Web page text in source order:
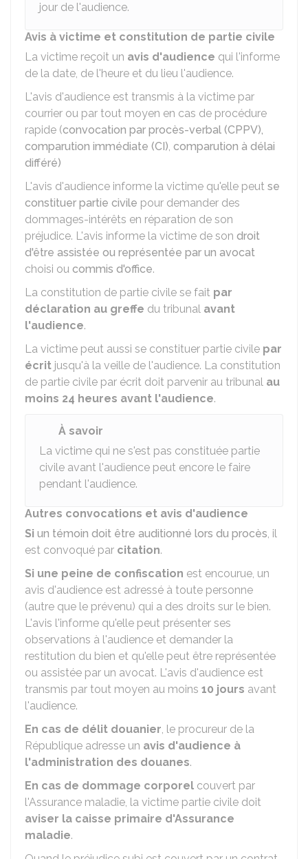
jour de l'audience.
Avis à victime et constitution de partie civile
La victime reçoit un avis d'audience qui l'informe
de la date, de l'heure et du lieu l'audience.
L'avis d'audience est transmis à la victime par
courrier ou par tout moyen en cas de procédure
rapide (convocation par procès-verbal (CPPV),
comparution immédiate (CI), comparution à délai
différé)
L'avis d'audience informe la victime qu'elle peut se
constituer partie civile pour demander des
dommages-intérêts en réparation de son
préjudice. L'avis informe la victime de son droit
d'être assistée ou représentée par un avocat
choisi ou commis d'office.
La constitution de partie civile se fait par
déclaration au greffe du tribunal avant
l'audience.
La victime peut aussi se constituer partie civile par
écrit jusqu'à la veille de l'audience. La constitution
de partie civile par écrit doit parvenir au tribunal au
moins 24 heures avant l'audience.
À savoir
La victime qui ne s'est pas constituée partie
civile avant l'audience peut encore le faire
pendant l'audience.
Autres convocations et avis d'audience
Si un témoin doit être auditionné lors du procès, il
est convoqué par citation.
Si une peine de confiscation est encourue, un
avis d'audience est adressé à toute personne
(autre que le prévenu) qui a des droits sur le bien.
L'avis l'informe qu'elle peut présenter ses
observations à l'audience et demander la
restitution du bien et qu'elle peut être représentée
ou assistée par un avocat. L'avis d'audience est
transmis par tout moyen au moins 10 jours avant
l'audience.
En cas de délit douanier, le procureur de la
République adresse un avis d'audience à
l'administration des douanes.
En cas de dommage corporel couvert par
l'Assurance maladie, la victime partie civile doit
aviser la caisse primaire d'Assurance
maladie.